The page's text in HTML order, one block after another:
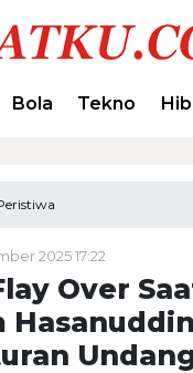
Bola Tekno
2025 17:22
Over